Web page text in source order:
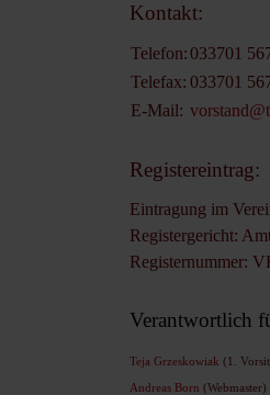
Kontakt:
Telefon:033701
Telefax: 033701
E-Mail:
Registereintrag:
Eintragung im
Registergericht:
Registernummer:
Verantwortlich
Teja Grzeskowiak (1.
Andreas Born (Webmaster)